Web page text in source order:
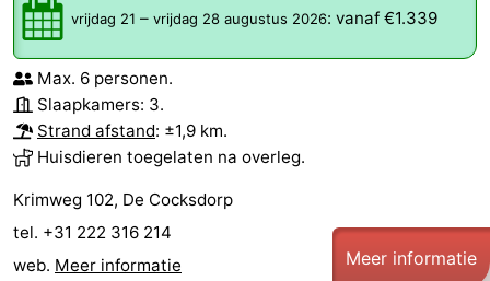
vrijdag 21 – vrijdag 28 augustus 2026: vanaf €1.339
Max. 6 personen.
Slaapkamers: 3.
Strand afstand: ±1,9 km.
Huisdieren toegelaten na overleg.
Krimweg 102, De Cocksdorp
tel. +31 222 316 214
web. Meer informatie Meer informatie